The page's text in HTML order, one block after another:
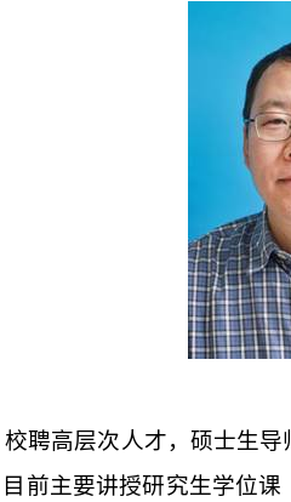
聘高层次人才，硕士生
前主要讲授研究生学位